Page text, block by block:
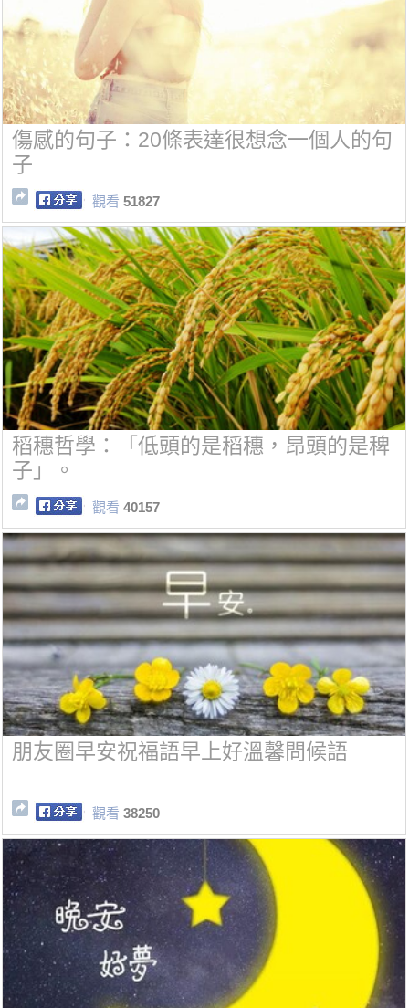
傷感的句子：20條表達很想念一個人的句
子
觀看 51827
稻穗哲學：「低頭的是稻穗，昂頭的是稗
子」。
觀看 40157
朋友圈早安祝福語早上好溫馨問候語
觀看 38250